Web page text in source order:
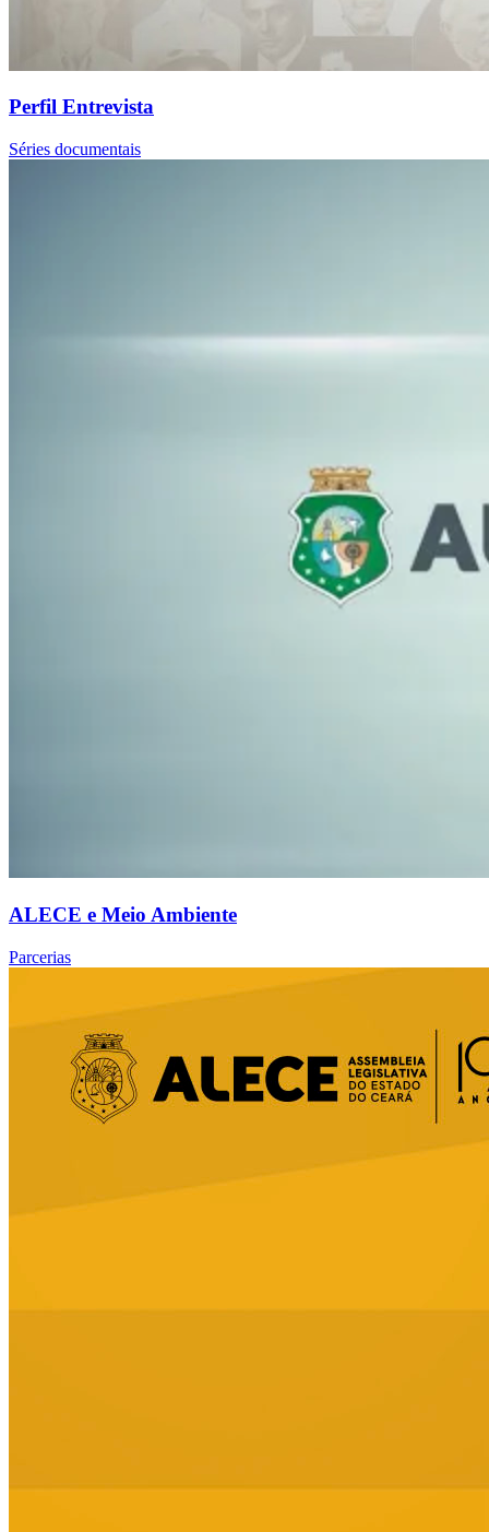
Perfil Entrevista
Séries documentais
ALECE e Meio Ambiente
Parcerias